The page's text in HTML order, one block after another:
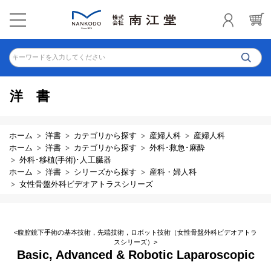
キーワードを入力してください
洋書
ホーム 洋書 カテゴリから探す 産婦人科
産婦人科
ホーム
洋書 カテゴリから探す
外科･救急･麻酔
外科･移植(手術)･人工臓器
ホーム
洋書 シリーズから探す
産科・婦人科
女性骨盤外科ビデオアトラスシリーズ
<腹腔鏡下手術の基本技術，先端技術，ロボット技術（女性骨盤外科ビデオアトラ
スシリーズ）>
Basic, Advanced & Robotic Laparoscopic